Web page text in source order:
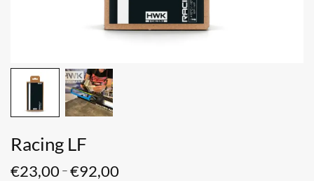
Racing LF
€23,00 –€92,00